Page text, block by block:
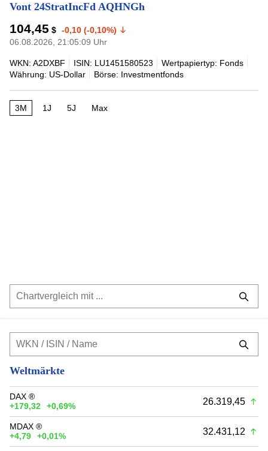
Vont 24StratIncFd AQHNGh
104,45 $ -0,10 (-0,10%)
06.08.2026, 21:05:09 Uhr
WKN: A2DXBF ISIN: LU1451580523
Wertpapiertyp: Fonds
Währung: US-Dollar
Börse: Investmentfonds
3M 1J 5J Max
Weltmärkte
DAX ®
+179,32
+0,69% 26.319,45
MDAX ®
+4,79
+0,01% 32.431,12